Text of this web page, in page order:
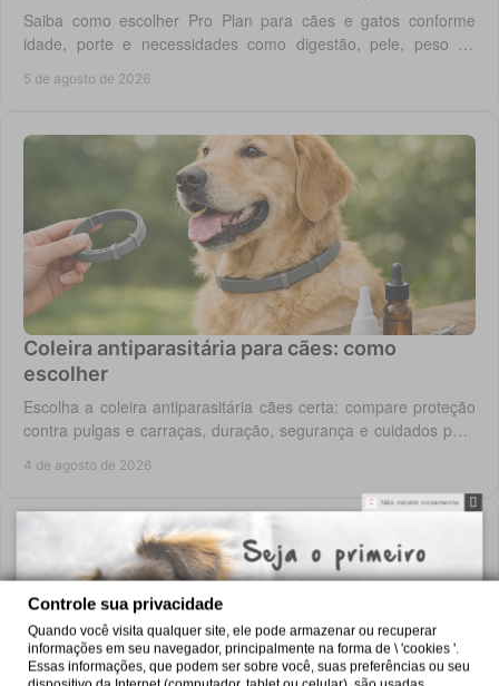
Não mostre novamente.
Saiba como escolher Pro Plan para cães e gatos conforme
idade, porte e necessidades como digestão, pele, peso ou
5 de agosto de 2026
Coleira antiparasitária para cães: como
escolher
Escolha a coleira antiparasitária cães certa: compare proteção
contra pulgas e carraças, duração, segurança e cuidados para
4 de agosto de 2026
Controle sua privacidade
Quando você visita qualquer site, ele pode armazenar ou recuperar
informações em seu navegador, principalmente na forma de \ 'cookies '.
Essas informações, que podem ser sobre você, suas preferências ou seu